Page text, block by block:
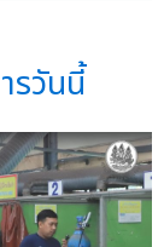
รวันนี้